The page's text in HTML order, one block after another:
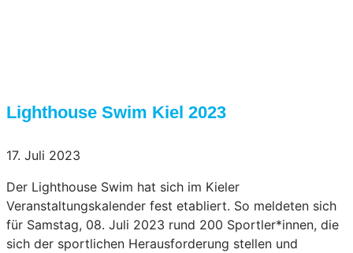
Lighthouse Swim Kiel 2023
17. Juli 2023
Der Lighthouse Swim hat sich im Kieler
Veranstaltungskalender fest etabliert. So meldeten sich
für Samstag, 08. Juli 2023 rund 200 Sportler*innen, die
sich der sportlichen Herausforderung stellen und